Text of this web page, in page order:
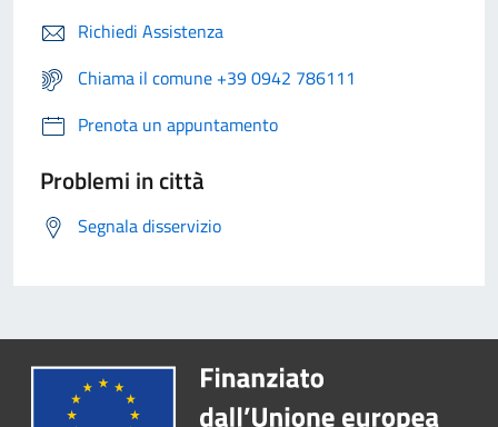
Richiedi Assistenza
Chiama il comune +39 0942 786111
Prenota un appuntamento
Problemi in città
Segnala disservizio